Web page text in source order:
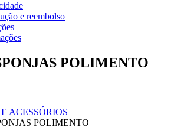
e reembolso
POLIMENTO
ACESSÓRIOS
POLIMENTO